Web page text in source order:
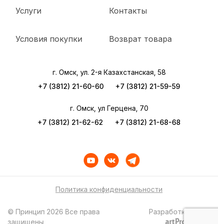
Услуги
Условия покупки
Контакты
Возврат товара
г. Омск, ул. 2-я Казахстанская, 58
+7 (3812) 21-60-60
+7 (3812) 21-59-59
г. Омск, ул Герцена, 70
+7 (3812) 21-62-62
+7 (3812) 21-68-68
Политика конфиденциальности
© Принцип 2026 Все права
защищены
Разработка сайта